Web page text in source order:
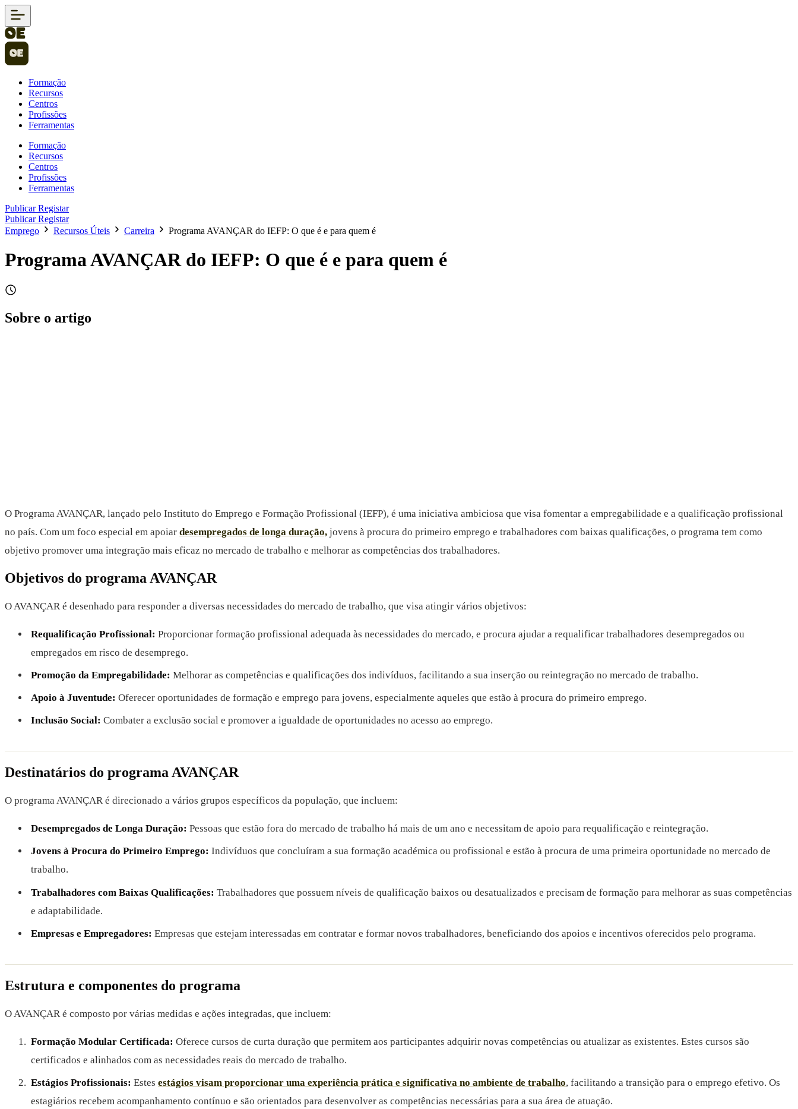
Formação
Recursos
Centros
Profissões
Ferramentas
Formação
Recursos
Centros
Profissões
Ferramentas
PublicarRegistar
PublicarRegistar
Emprego
Recursos Úteis Carreira Programa AVANÇAR do IEFP: O que é e para quem é
Programa AVANÇAR do IEFP: O que é e para quem é
Sobre o artigo
O Programa AVANÇAR, lançado pelo Instituto do Emprego e Formação Profissional (IEFP), é uma iniciativa ambiciosa que visa fomentar a empregabilidade e a qualificação profissional
no país. Com um foco especial em apoiar desempregados de longa duração, jovens à procura do primeiro emprego e trabalhadores com baixas qualificações, o programa tem como
objetivo promover uma integração mais eficaz no mercado de trabalho e melhorar as competências dos trabalhadores.
Objetivos do programa AVANÇAR
O AVANÇAR é desenhado para responder a diversas necessidades do mercado de trabalho, que visa atingir vários objetivos:
Requalificação Profissional: Proporcionar formação profissional adequada às necessidades do mercado, e procura ajudar a requalificar trabalhadores desempregados ou
empregados em risco de desemprego.
Promoção da Empregabilidade: Melhorar as competências e qualificações dos indivíduos, facilitando a sua inserção ou reintegração no mercado de trabalho.
Apoio à Juventude: Oferecer oportunidades de formação e emprego para jovens, especialmente aqueles que estão à procura do primeiro emprego.
Inclusão Social: Combater a exclusão social e promover a igualdade de oportunidades no acesso ao emprego.
Destinatários do programa AVANÇAR
O programa AVANÇAR é direcionado a vários grupos específicos da população, que incluem:
Desempregados de Longa Duração: Pessoas que estão fora do mercado de trabalho há mais de um ano e necessitam de apoio para requalificação e reintegração.
Jovens à Procura do Primeiro Emprego: Indivíduos que concluíram a sua formação académica ou profissional e estão à procura de uma primeira oportunidade no mercado de
trabalho.
Trabalhadores com Baixas Qualificações: Trabalhadores que possuem níveis de qualificação baixos ou desatualizados e precisam de formação para melhorar as suas competências
e adaptabilidade.
Empresas e Empregadores: Empresas que estejam interessadas em contratar e formar novos trabalhadores, beneficiando dos apoios e incentivos oferecidos pelo programa.
Estrutura e componentes do programa
O AVANÇAR é composto por várias medidas e ações integradas, que incluem:
Formação Modular Certificada: Oferece cursos de curta duração que permitem aos participantes adquirir novas competências ou atualizar as existentes. Estes cursos são
certificados e alinhados com as necessidades reais do mercado de trabalho.
Estágios Profissionais: Estes estágios visam proporcionar uma experiência prática e significativa no ambiente de trabalho, facilitando a transição para o emprego efetivo. Os
estagiários recebem acompanhamento contínuo e são orientados para desenvolver as competências necessárias para a sua área de atuação.